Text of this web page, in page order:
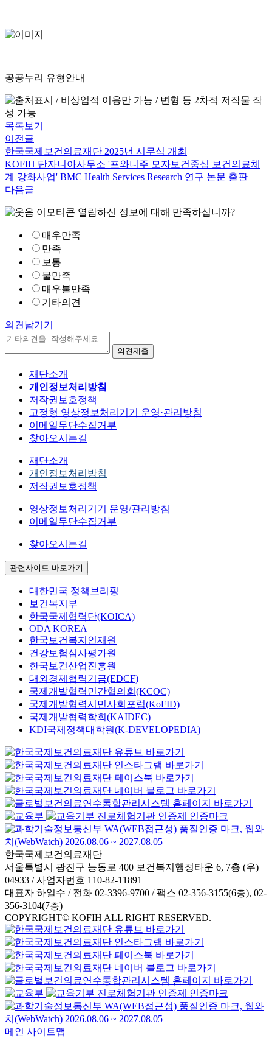
공공누리 유형안내
목록보기
이전글
한국국제보건의료재단 2025년 시무식 개최
KOFIH 탄자니아사무소 '프와니주 모자보건중심 보건의료체
계 강화사업' BMC Health Services Research 연구 논문 출판
다음글
열람하신 정보에 대해 만족하십니까?
매우만족
만족
보통
불만족
매우불만족
기타의견
의견남기기
재단소개
개인정보처리방침
저작권보호정책
고정형 영상정보처리기기 운영·관리방침
이메일무단수집거부
찾아오시는길
재단소개
개인정보처리방침
저작권보호정책
영상정보처리기기 운영/관리방침
이메일무단수집거부
찾아오시는길
관련사이트 바로가기
대한민국 정책브리핑
보건복지부
한국국제협력단(KOICA)
ODA KOREA
한국보건복지인재원
건강보험심사평가원
한국보건산업진흥원
대외경제협력기금(EDCF)
국제개발협력민간협의회(KCOC)
국제개발협력시민사회포럼(KoFID)
국제개발협력학회(KAIDEC)
KDI국제정책대학원(K-DEVELOPEDIA)
한국국제보건의료재단
서울특별시 광진구 능동로 400 보건복지행정타운 6, 7층 (우)
04933 / 사업자번호 110-82-11891
대표자 하일수 / 전화 02-3396-9700 / 팩스 02-356-3155(6층), 02-
356-3104(7층)
COPYRIGHT© KOFIH ALL RIGHT RESERVED.
메인 사이트맵